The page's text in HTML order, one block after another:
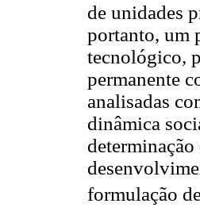
de unidades
portanto, um
tecnológico,
permanente
analisadas
dinâmica
formulação